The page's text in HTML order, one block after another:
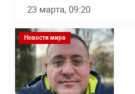
23 марта, 09:20
Новости мира